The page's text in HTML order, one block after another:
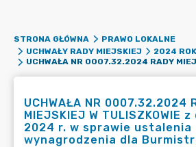
STRONA GŁÓWNA
PRAWO LOKALNE
UCHWAŁY RADY MIEJSKIEJ
2024 ROK
UCHWAŁA NR 0007.32.2024
MIEJSKIEJ W TULISZKOWIE
2024 r. w sprawie ustalenia
wynagrodzenia dla